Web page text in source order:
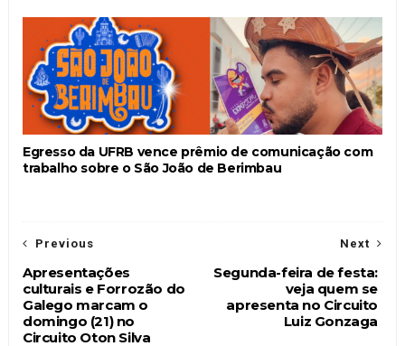
Egresso da UFRB vence prêmio de comunicação com
trabalho sobre o São João de Berimbau
Next
Segunda-feira de festa:
veja quem se
apresenta no Circuito
Luiz Gonzaga
Previous
Apresentações
culturais e Forrozão do
Galego marcam o
domingo (21) no
Circuito Oton Silva